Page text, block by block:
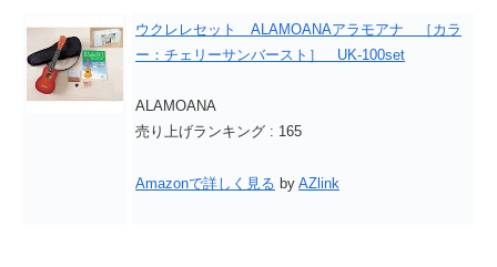
ウクレレセット ALAMOANAアラモアナ ［カラ
ー：チェリーサンバースト］ UK-100set
ALAMOANA
売り上げランキング : 165
Amazonで詳しく見る by AZlink